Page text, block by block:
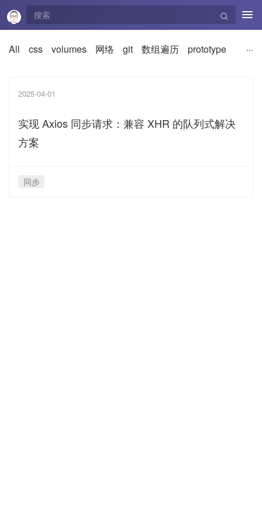
All css volumes 网络 git 数组遍历 prototype
2025-04-01
实现 Axios 同步请求：兼容 XHR 的队列式解决
方案
同步